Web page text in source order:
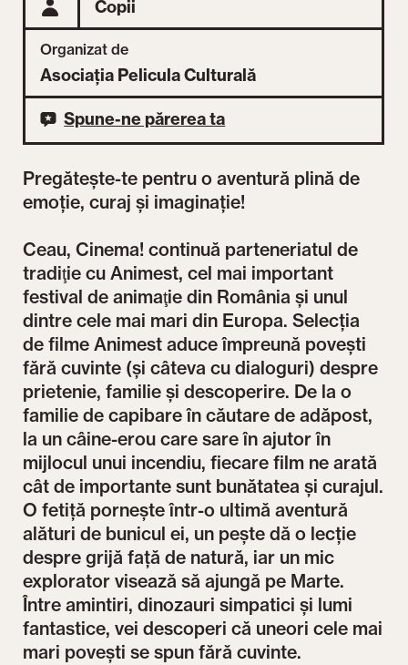
Pregătește-te pentru o aventură plină de
emoție, curaj și imaginație!
Ceau, Cinema! continuă parteneriatul de
tradiţie cu Animest, cel mai important
festival de animaţie din România şi unul
dintre cele mai mari din Europa. Selecția
de filme Animest aduce împreună povești
fără cuvinte (și câteva cu dialoguri) despre
prietenie, familie și descoperire. De la o
familie de capibare în căutare de adăpost,
la un câine-erou care sare în ajutor în
mijlocul unui incendiu, fiecare film ne arată
cât de importante sunt bunătatea și curajul.
O fetiță pornește într-o ultimă aventură
alături de bunicul ei, un pește dă o lecție
despre grijă față de natură, iar un mic
explorator visează să ajungă pe Marte.
Între amintiri, dinozauri simpatici și lumi
fantastice, vei descoperi că uneori cele mai
mari povești se spun fără cuvinte.
Copii
Organizat de
Asociația Pelicula Culturală
Spune-ne părerea ta